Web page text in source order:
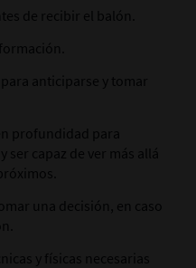
de recibir el balón.
anticiparse y tomar
profundidad para
ser capaz de ver más allá
una decisión, en caso
y físicas necesarias